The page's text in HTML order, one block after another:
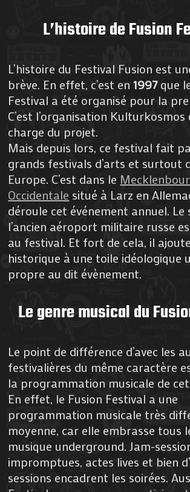
L’histoire de Fusion
L’histoire du Festival Fusion est
brève. En effet, c’est en1997que
Festival a été organisé pour la
C’est l’organisation
charge du projet.
Mais depuis lors, ce festival fait
grands festivals d’arts et surtout
Europe. C’est dans le
Occidentale situé à Larz en
déroule cet événement annuel. Le
l’ancien aéroport militaire russe
au festival. Et fort de cela, il
historique à une toile idéologique
propre au dit évènement.
Le genre musical du
Le point de différence d’avec les
festivalières du même caractère
la programmation musicale de
En effet, le Fusion Festival a une
programmation musicale très
moyenne, car elle embrasse tous
musique underground. Jam-
impromptues, actes lives et bien
sessions encadrent les soirées.